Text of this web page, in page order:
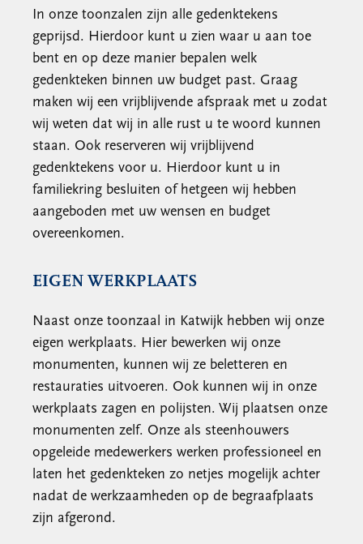
In onze toonzalen zijn alle gedenktekens
geprijsd. Hierdoor kunt u zien waar u aan toe
bent en op deze manier bepalen welk
gedenkteken binnen uw budget past. Graag
maken wij een vrijblijvende afspraak met u zodat
wij weten dat wij in alle rust u te woord kunnen
staan. Ook reserveren wij vrijblijvend
gedenktekens voor u. Hierdoor kunt u in
familiekring besluiten of hetgeen wij hebben
aangeboden met uw wensen en budget
overeenkomen.
EIGEN WERKPLAATS
Naast onze toonzaal in Katwijk hebben wij onze
eigen werkplaats. Hier bewerken wij onze
monumenten, kunnen wij ze beletteren en
restauraties uitvoeren. Ook kunnen wij in onze
werkplaats zagen en polijsten. Wij plaatsen onze
monumenten zelf. Onze als steenhouwers
opgeleide medewerkers werken professioneel en
laten het gedenkteken zo netjes mogelijk achter
nadat de werkzaamheden op de begraafplaats
zijn afgerond.